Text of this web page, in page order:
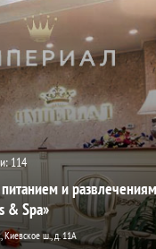
114
и
& Spa»
Киевское ш., д. 11А